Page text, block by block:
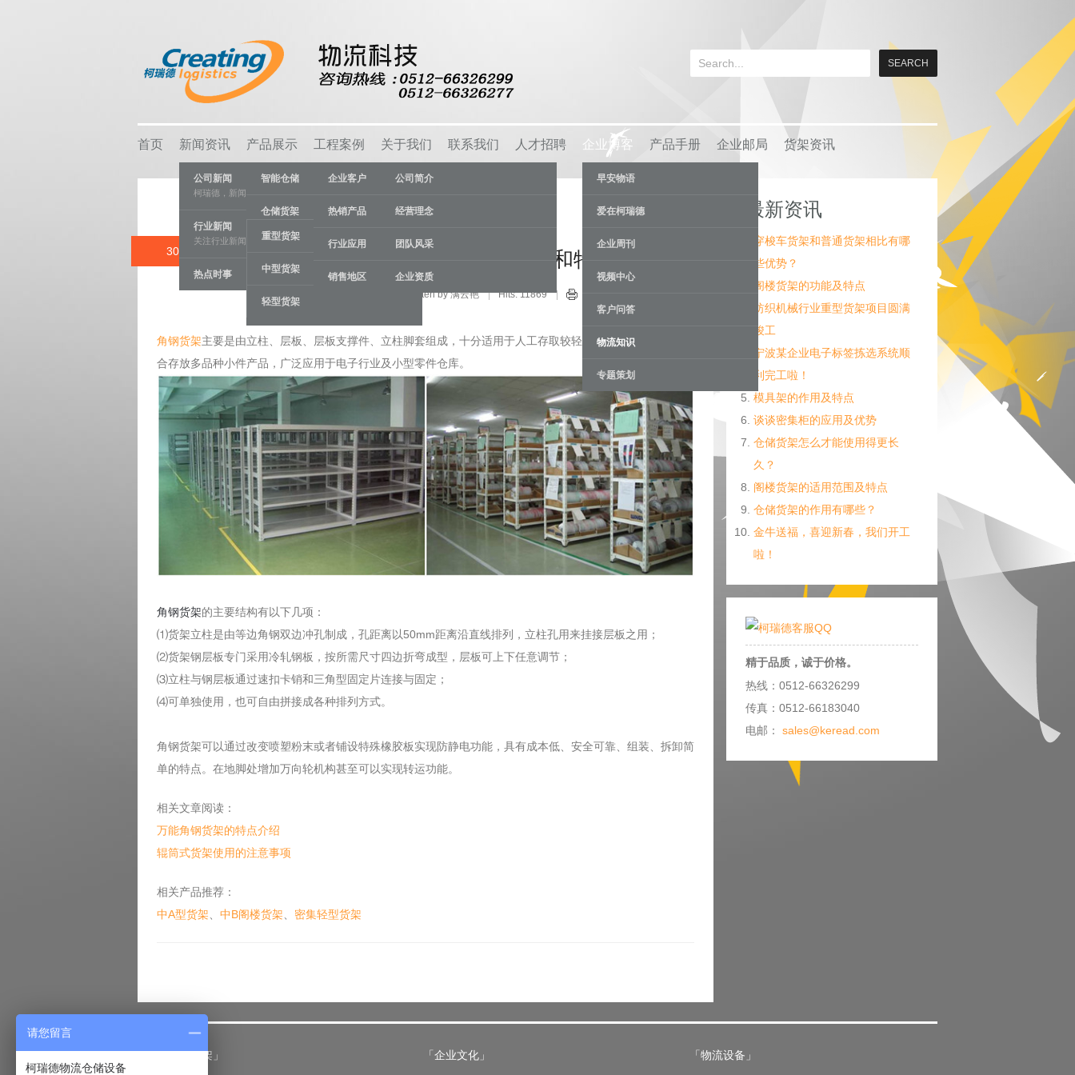
首页 新闻资讯
公司新闻
柯瑞德，新闻资讯
行业新闻
关注行业新闻，推动行业发展。
热点时事
产品展示
智能仓储
仓储货架
重型货架
中型货架
轻型货架
物流容器
车间设备
线棒系统
工程案例
企业客户
热销产品
行业应用
销售地区
关于我们
公司简介
经营理念
团队风采
企业资质
联系我们 人才招聘 企业博客
早安物语
爱在柯瑞德
企业周刊
视频中心
客户问答
物流知识
专题策划
产品手册 企业邮局 货架资讯
30 NOV 角钢货架：角钢货架的结构和特性
Written by 满云艳 Hits: 11869
角钢货架主要是由立柱、层板、层板支撑件、立柱脚套组成，十分适用于人工存取较轻的货物，可与零件盒配
合存放多品种小件产品，广泛应用于电子行业及小型零件仓库。
角钢货架的主要结构有以下几项：
⑴货架立柱是由等边角钢双边冲孔制成，孔距离以50mm距离沿直线排列，立柱孔用来挂接层板之用；
⑵货架钢层板专门采用冷轧钢板，按所需尺寸四边折弯成型，层板可上下任意调节；
⑶立柱与钢层板通过速扣卡销和三角型固定片连接与固定；
⑷可单独使用，也可自由拼接成各种排列方式。
角钢货架可以通过改变喷塑粉末或者铺设特殊橡胶板实现防静电功能，具有成本低、安全可靠、组装、拆卸简
单的特点。在地脚处增加万向轮机构甚至可以实现转运功能。
相关文章阅读：
万能角钢货架的特点介绍
辊筒式货架使用的注意事项
相关产品推荐：
中A型货架、 中B阁楼货架、 密集轻型货架
最新资讯
穿梭车货架和普通货架相比有哪
些优势？
阁楼货架的功能及特点
纺织机械行业重型货架项目圆满
竣工
宁波某企业电子标签拣选系统顺
利完工啦！
模具架的作用及特点
谈谈密集柜的应用及优势
仓储货架怎么才能使用得更长
久？
阁楼货架的适用范围及特点
仓储货架的作用有哪些？
金牛送福，喜迎新春，我们开工
啦！
精于品质，诚于价格。
热线：0512-66326299
传真：0512-66183040
电邮： sales@keread.com
「仓储货架」 「企业文化」 「物流设备」
请您留言
柯瑞德物流仓储设备